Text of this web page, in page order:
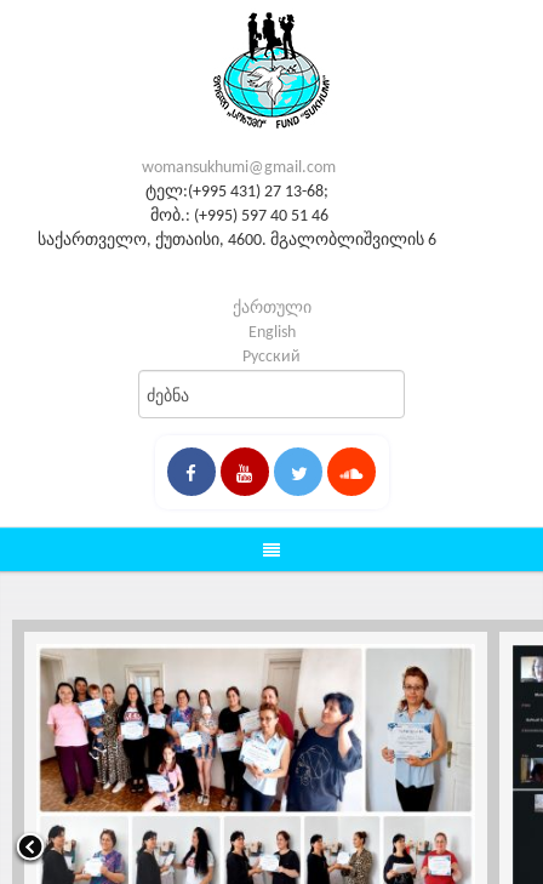
womansukhumi@gmail.com
ტელ:(+995 431) 27 13-68;
მობ.: (+995) 597 40 51 46
საქართველო, ქუთაისი, 4600. მგალობლიშვილის 6
ქართული
English
Русский